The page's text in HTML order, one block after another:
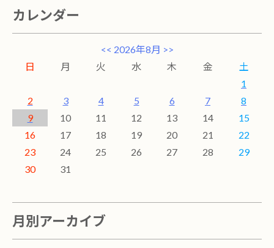
カレンダー
<< 2026年8月 >>
日
月 火 水 木 金
土
1
2
3 4 5 6 7
8
9
10 11 12 13 14
15
16
17 18 19 20 21
22
23
24 25 26 27 28
29
30
31
月別アーカイブ